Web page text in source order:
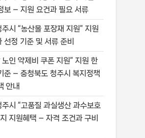
보 – 지원 요건과 필요 서류
시 “농산물 포장재 지원” 지원
선정 기준 및 서류 준비
인 약제비 쿠폰 지원” 지원 한
준 – 충청북도 청주시 복지정책
안내
시 “고품질 과실생산 과수보호
지원혜택 – 자격 조건과 구비